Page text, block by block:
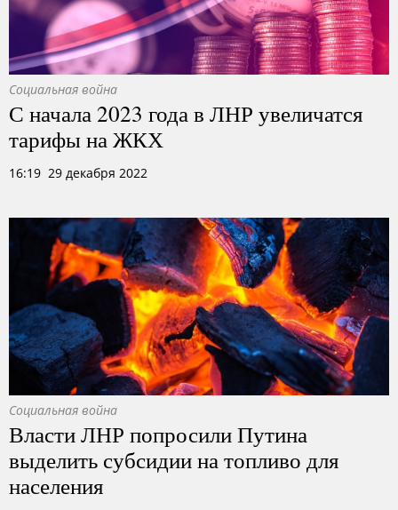
Социальная война
С начала 2023 года в ЛНР увеличатся
тарифы на ЖКХ
16:19 29 декабря 2022
Социальная война
Власти ЛНР попросили Путина
выделить субсидии на топливо для
населения